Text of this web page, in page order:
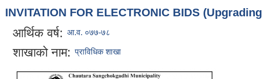
INVITATION FOR ELECTRONIC BIDS
आर्थिक वर्ष: आ.व. ०७७-७८
शाखाको नाम: प्राविधिक शाखा